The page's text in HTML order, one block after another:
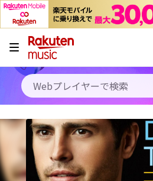
キャンペーン
料金プラン
使い方
初回30日間無料お試し